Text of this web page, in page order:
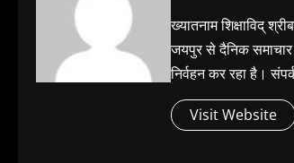
ख्यातनाम शिक्षाविद्
जयपुर से दैनिक समाचार
निर्वहन कर रहा है।
Visit Website